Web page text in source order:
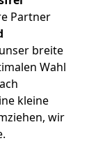
Partner
breite
Wahl
kleine
wir